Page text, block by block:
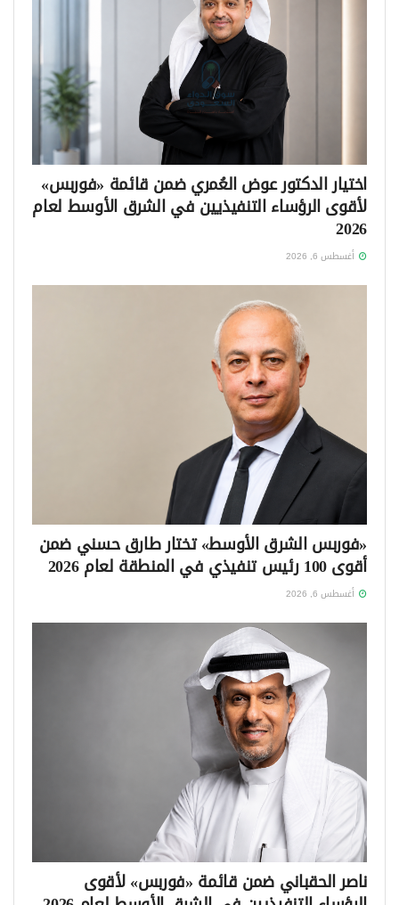
اختيار الدكتور عوض العُمري ضمن قائمة «فوربس»
لأقوى الرؤساء التنفيذيين في الشرق الأوسط لعام
2026
أغسطس 6, 2026
«فوربس الشرق الأوسط» تختار طارق حسني ضمن
أقوى 100 رئيس تنفيذي في المنطقة لعام 2026
أغسطس 6, 2026
ناصر الحقباني ضمن قائمة «فوربس» لأقوى